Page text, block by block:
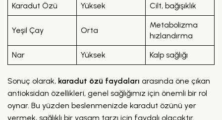
Karadut Özü Yüksek Cilt, bağışıklık
Yeşil Çay Orta
Metabolizma
hızlandırma
Nar Yüksek Kalp sağlığı
Sonuç olarak, karadut özü faydaları arasında öne çıkan
antioksidan özellikleri, genel sağlığımız için önemli bir rol
oynar. Bu yüzden beslenmenizde karadut özünü yer
vermek, sağlıklı bir yaşam tarzı için faydalı olacaktır.